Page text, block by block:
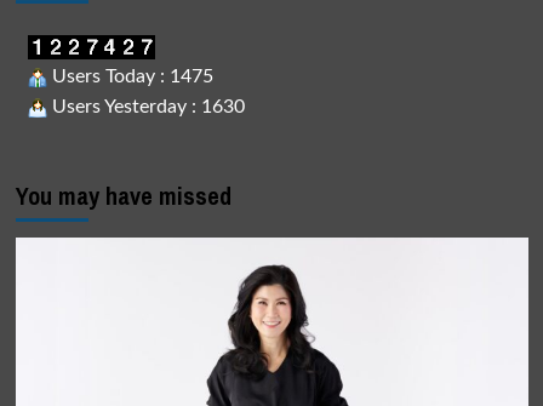
Users Today : 1475
Users Yesterday : 1630
You may have missed